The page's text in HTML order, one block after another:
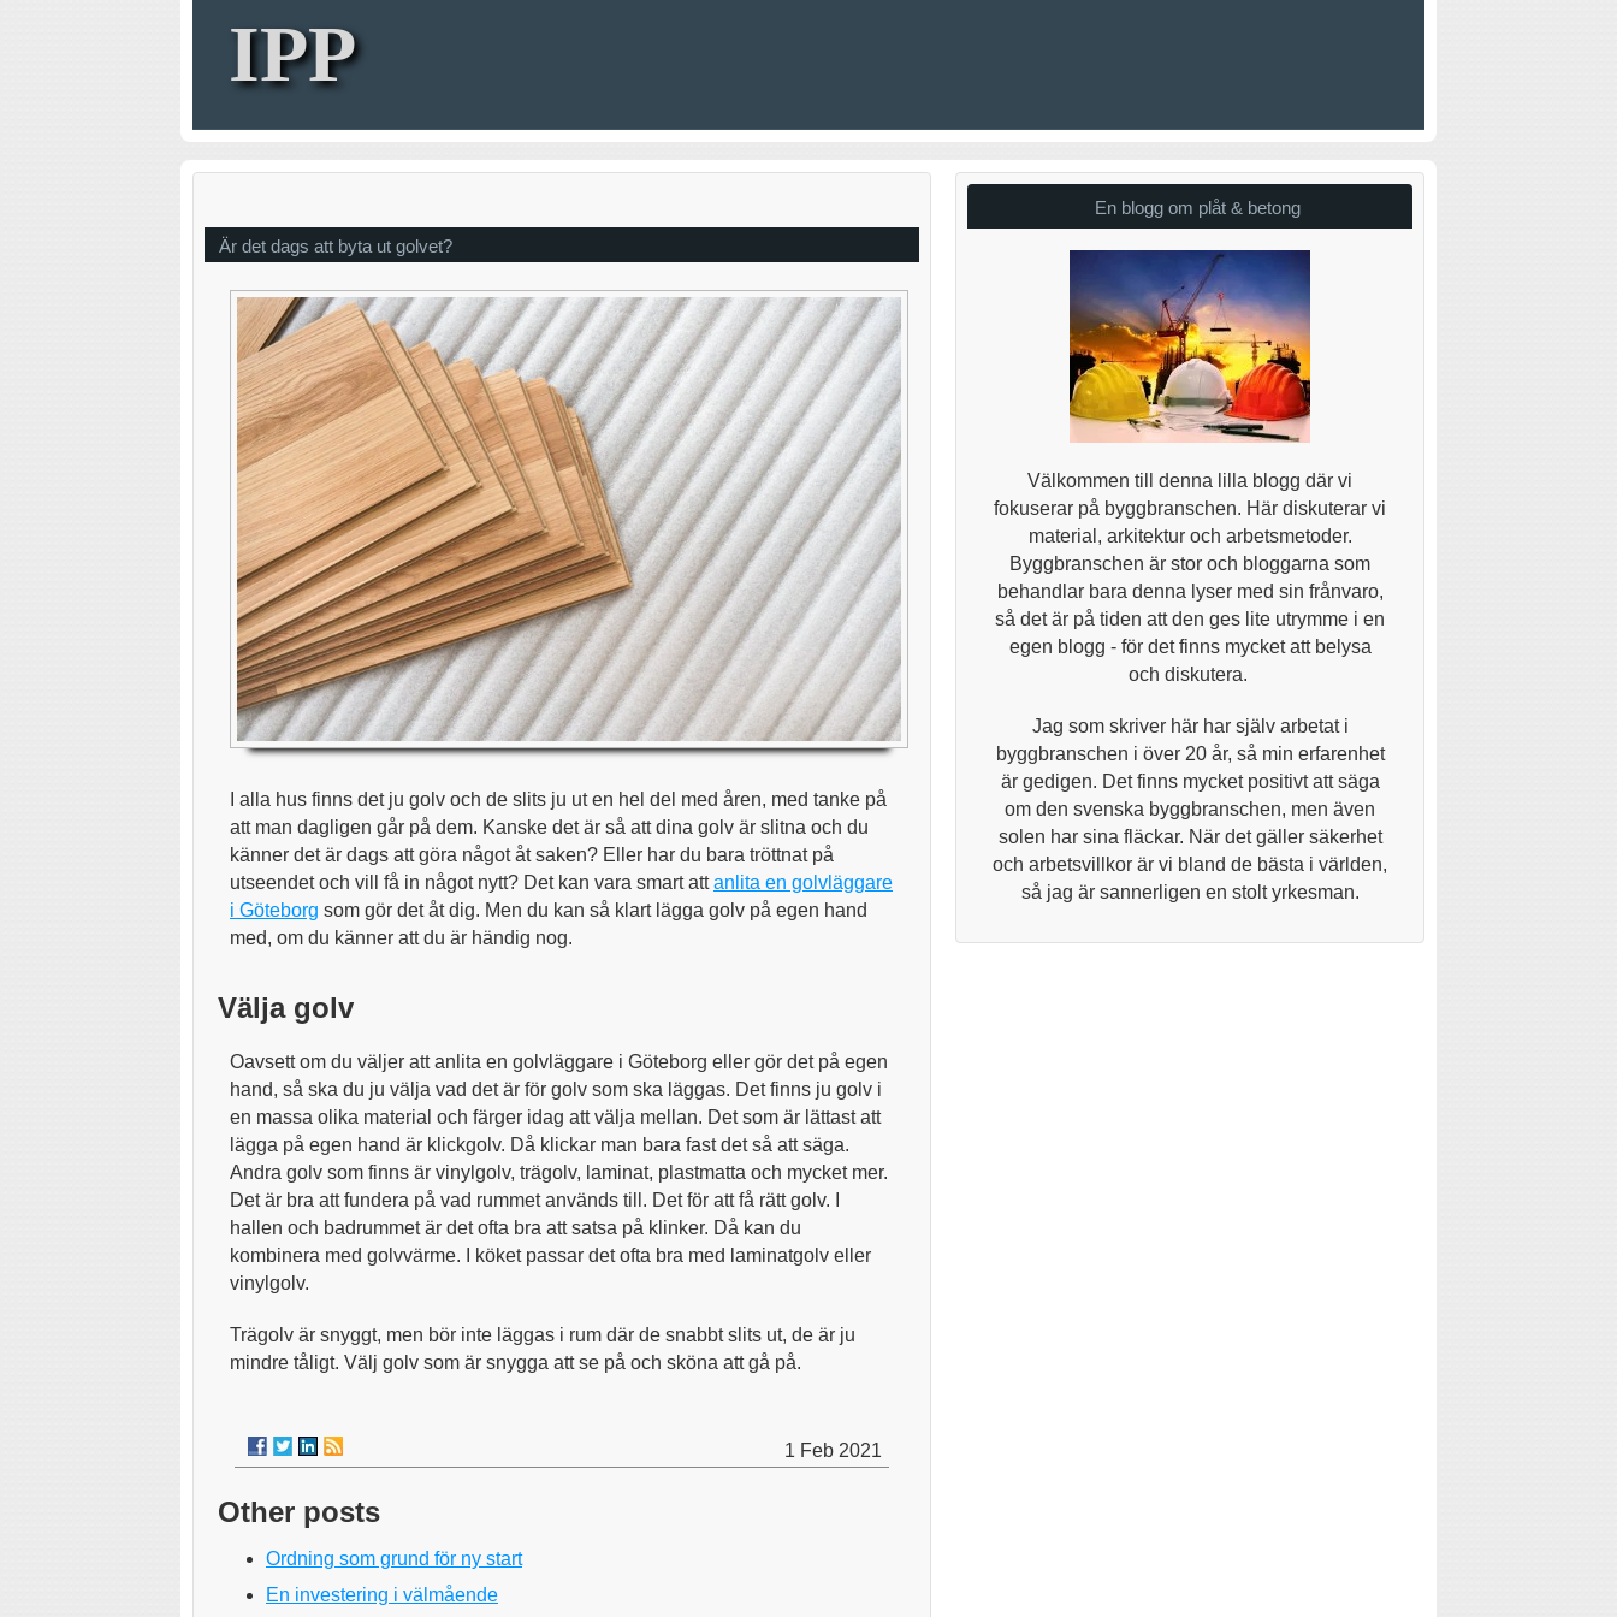
IPP
Är det dags att byta ut golvet?
I alla hus finns det ju golv och de slits ju ut en hel del med åren, med tanke på
att man dagligen går på dem. Kanske det är så att dina golv är slitna och du
känner det är dags att göra något åt saken? Eller har du bara tröttnat på
utseendet och vill få in något nytt? Det kan vara smart attanlita en golvläggare
i Göteborg som gör det åt dig. Men du kan så klart lägga golv på egen hand
med, om du känner att du är händig nog.
Välja golv
Oavsett om du väljer att anlita en golvläggare i Göteborg eller gör det på egen
hand, så ska du ju välja vad det är för golv som ska läggas. Det finns ju golv i
en massa olika material och färger idag att välja mellan. Det som är lättast att
lägga på egen hand är klickgolv. Då klickar man bara fast det så att säga.
Andra golv som finns är vinylgolv, trägolv, laminat, plastmatta och mycket mer.
Det är bra att fundera på vad rummet används till. Det för att få rätt golv. I
hallen och badrummet är det ofta bra att satsa på klinker. Då kan du
kombinera med golvvärme. I köket passar det ofta bra med laminatgolv eller
vinylgolv.
Trägolv är snyggt, men bör inte läggas i rum där de snabbt slits ut, de är ju
mindre tåligt. Välj golv som är snygga att se på och sköna att gå på.
1 Feb 2021
Other posts
Ordning som grund för ny start
En investering i välmående
En blogg om plåt & betong
Välkommen till denna lilla blogg där vi
fokuserar på byggbranschen. Här diskuterar vi
material, arkitektur och arbetsmetoder.
Byggbranschen är stor och bloggarna som
behandlar bara denna lyser med sin frånvaro,
så det är på tiden att den ges lite utrymme i en
egen blogg - för det finns mycket att belysa
och diskutera.
Jag som skriver här har själv arbetat i
byggbranschen i över 20 år, så min erfarenhet
är gedigen. Det finns mycket positivt att säga
om den svenska byggbranschen, men även
solen har sina fläckar. När det gäller säkerhet
och arbetsvillkor är vi bland de bästa i världen,
så jag är sannerligen en stolt yrkesman.